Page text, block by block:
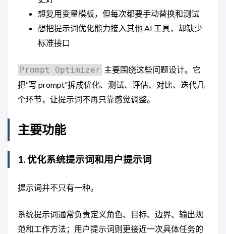
想复用变量模板，但每次都要手动替换和测试
想把提示词优化能力接入其他 AI 工具，却缺少
标准接口
Prompt Optimizer 主要围绕这些问题设计。它
把“写 prompt”拆成优化、测试、评估、对比、迭代几
个环节，让提示词不再只靠感觉调整。
主要功能
1. 优化系统提示词和用户提示词
提示词并不只有一种。
系统提示词通常负责定义角色、目标、边界、输出规
范和工作方法；用户提示词则更接近一次具体任务的